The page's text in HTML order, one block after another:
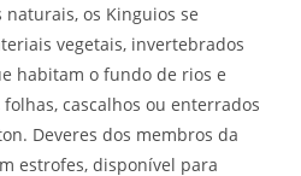
os Kinguios se
vegetais, invertebrados
habitam o fundo de rios e
cascalhos ou enterrados
Deveres dos membros da
estrofes, disponível para